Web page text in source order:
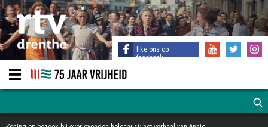
like ons op
facebook